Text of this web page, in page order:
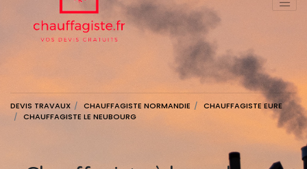
DEVIS TRAVAUX CHAUFFAGISTE NORMANDIE
CHAUFFAGISTE EURE
CHAUFFAGISTE LE NEUBOURG